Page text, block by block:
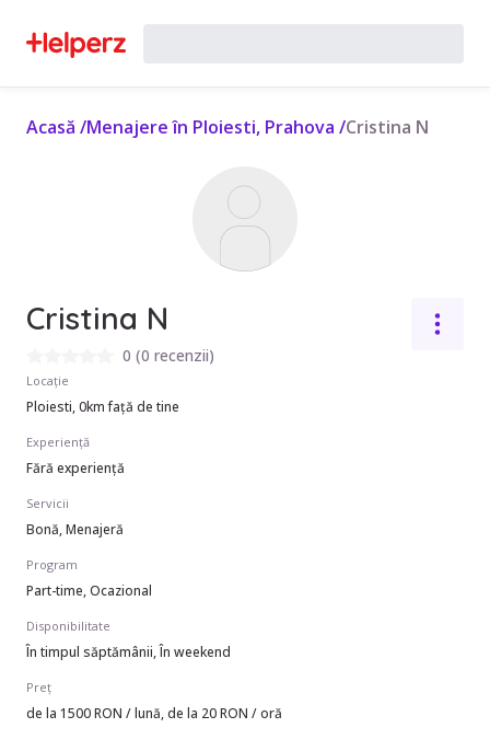
Acasă /Menajere în Ploiesti, Prahova /Cristina N
Cristina N
0 (0 recenzii)
Locație
Ploiesti, 0km față de tine
Experiență
Fără experiență
Servicii
Bonă, Menajeră
Program
Part-time, Ocazional
Disponibilitate
În timpul săptămânii, În weekend
Preț
de la 1500 RON / lună, de la 20 RON / oră